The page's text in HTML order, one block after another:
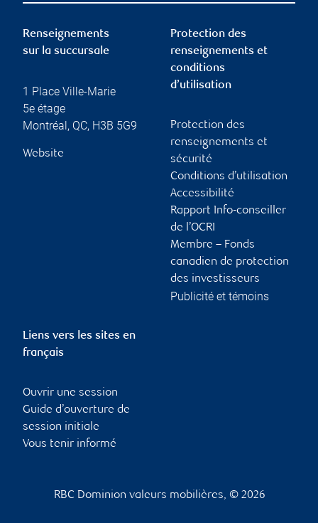
Renseignements
sur la succursale
1 Place Ville-Marie
5e étage
Montréal, QC, H3B 5G9
Website
Protection des
renseignements et
conditions
d’utilisation
Protection des
renseignements et
sécurité
Conditions d’utilisation
Accessibilité
Rapport Info-conseiller
de l’OCRI
Membre – Fonds
canadien de protection
des investisseurs
Publicité et témoins
Liens vers les sites en
français
Ouvrir une session
Guide d’ouverture de
session initiale
Vous tenir informé
RBC Dominion valeurs mobilières, © 2026